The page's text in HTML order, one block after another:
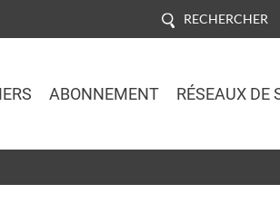
RECHERCHER
ABONNEMENT RÉSEAUX DE